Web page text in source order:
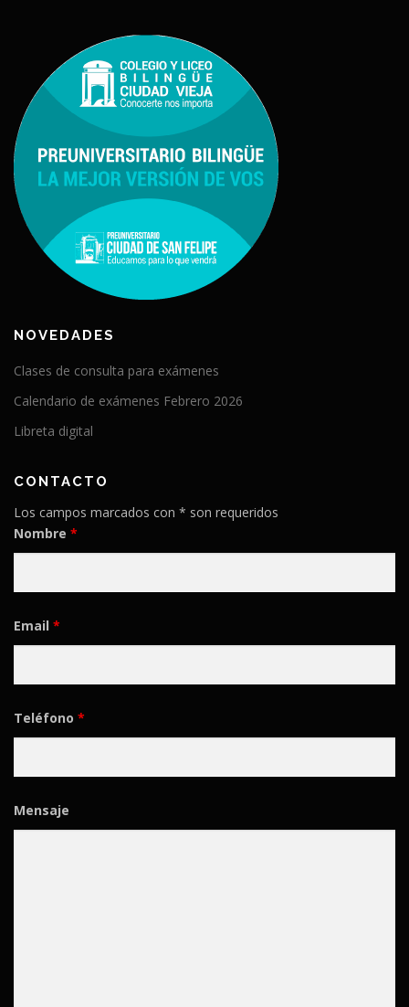
NOVEDADES
Clases de consulta para exámenes
Calendario de exámenes Febrero 2026
Libreta digital
CONTACTO
Los campos marcados con * son requeridos
Nombre *
Email *
Teléfono *
Mensaje